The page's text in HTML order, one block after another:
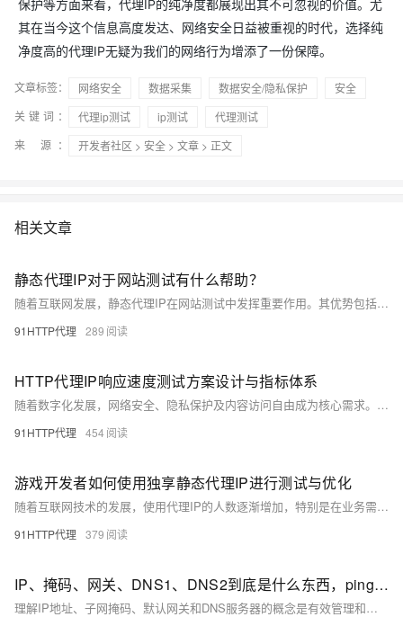
保护等方面来看，代理IP的纯净度都展现出其不可忽视的价值。尤
其在当今这个信息高度发达、网络安全日益被重视的时代，选择纯
净度高的代理IP无疑为我们的网络行为增添了一份保障。
文章标签： 网络安全 数据采集 数据安全/隐私保护
安全
关键词：
代理ip测试 ip测试
代理测试
来 源：
开发者社区 > 安全 > 文章 > 正文
相关文章
静态代理IP对于网站测试有什么帮助？
随着互联网发展，静态代理IP在网站测试中发挥重要作用。其优势包括：1. **完整性**：确保24小时在线稳定，适用于性能和负载测试；2. **稳定性**：固定IP地址保障长时间测试的可靠性和准确性；3. **安全性**：避免IP变动带来的风险，保护测试数据；4. **提高效率**：简化环境设置与管理，便于控制和配置。静态代理IP以其独特的优势，在网站测试中不可或缺。
91HTTP代理 289
HTTP代理IP响应速度测试方案设计与指标体系
随着数字化发展，网络安全、隐私保护及内容访问自由成为核心需求。HTTP代理因其技术优势成为热门选择。本文介绍HTTP代理IP响应速度测试方案，包括基础性能、稳定性、地理位置、实际应用、安全性测试及监控指标，推荐测试工具，并提供测试结果评估标准。
91HTTP代理 454
游戏开发者如何使用独享静态代理IP进行测试与优化
随着互联网技术的发展，使用代理IP的人数逐渐增加，特别是在业务需求中需要使用静态代理IP的情况越来越多。本文探讨了独享静态代理IP是否适用于游戏行业，分析了其优势如稳定性、不共享同一IP地址及地理位置选择等，同时也指出了需要注意的问题，包括可能的延迟、游戏兼容性和网络速度等。总体而言，选择合适的代理服务并正确配置，可以有效提升游戏体验。
91HTTP代理 379
IP、掩码、网关、DNS1、DNS2到底是什么东西，ping telnet测试
理解IP地址、子网掩码、默认网关和DNS服务器的概念是有效管理和配置网络的基础。通过使用ping和telnet命令，可以测试网络连通性和服务状态，快速诊断和解决网络问题。这些工具和概念是网络管理员和IT专业人员日常工作中不可或缺的部分。希望本文提供的详细解释和示例能够帮助您更好地理解和应用这些网络配置和测试工具。